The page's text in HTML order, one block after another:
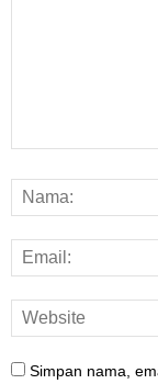
Simpan nama,